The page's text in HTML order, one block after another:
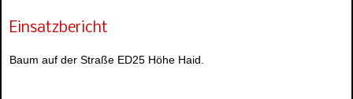
Einsatzbericht
Baum auf der Straße ED25 Höhe Haid.